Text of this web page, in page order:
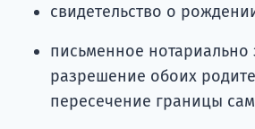
свидетельство о
письменное нотариально
разрешение обоих
пересечение границы